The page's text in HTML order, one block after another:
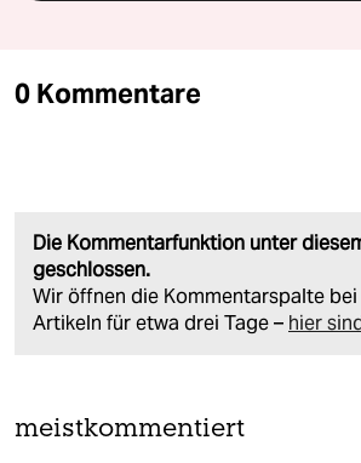
0 Kommentare
Die Kommentarfunktion unter
geschlossen.
Wir öffnen die Kommentarspalte
Artikeln für etwa drei Tage – hier
meistkommentiert